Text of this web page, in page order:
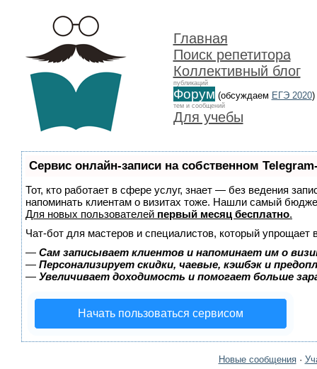
Главная
Поиск репетитора
Коллективный блог
публикаций
Форум (обсуждаем ЕГЭ 2020)
тем и сообщений
Для учебы
Сервис онлайн-записи на собственном
Тот, кто работает в сфере услуг, знает — без ведения
напоминать клиентам о визитах тоже. Нашли самый
Для новых пользователей первый месяц бесплатно.
Чат-бот для мастеров и специалистов, который упрощает
— Сам записывает клиентов и напоминает им о
— Персонализирует скидки, чаевые, кэшбэк и
— Увеличивает доходимость и помогает больше
Начать пользоваться сервисом
Новые сообщения·